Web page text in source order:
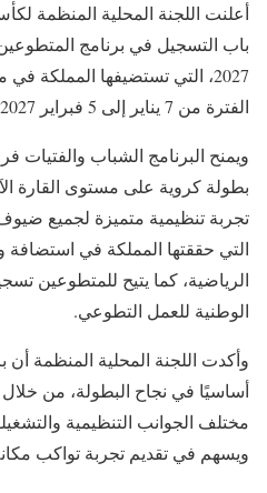
باب التسجيل في برنامج
2027، التي تستضيفها المملكة
الفترة من 7 يناير إلى 5 فبراير 2027.
ويمنح البرنامج الشباب والفتيات
بطولة كروية على مستوى القارة
تجربة تنظيمية متميزة لجميع
التي حققتها المملكة في استضافة
الرياضية، كما يتيح للمتطوعين
الوطنية للعمل التطوعي.
وأكدت اللجنة المحلية المنظمة
أساسيًا في نجاح البطولة، من
مختلف الجوانب التنظيمية
ويسهم في تقديم تجربة تواكب